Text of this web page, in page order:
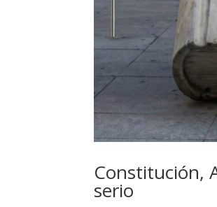
Constitución,
serio